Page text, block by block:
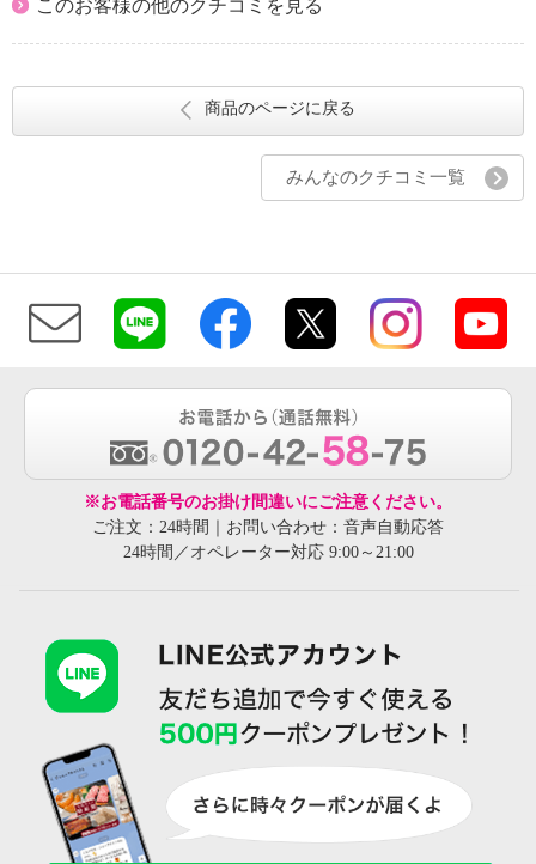
このお客様の他のクチコミを見る
商品のページに戻る
みんなのクチコミ一覧
※お電話番号のお掛け間違いにご注意ください。
ご注文：24時間｜お問い合わせ：音声自動応答
24時間／オペレーター対応 9:00～21:00